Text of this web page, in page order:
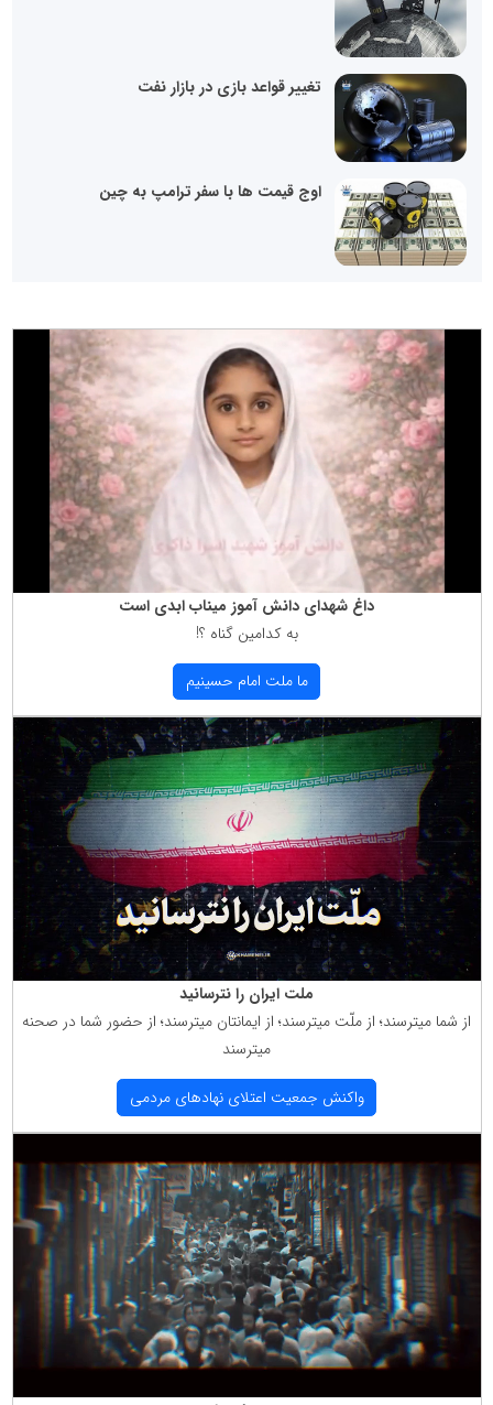
تغییر قواعد بازی در بازار نفت
اوج قیمت ها با سفر ترامپ به چین
داغ شهدای دانش آموز میناب ابدی است
به كدامین گناه ؟!
ما ملت امام حسینیم
ملت ایران را نترسانید
از شما میترسند؛ از ملّت میترسند؛ از ایمانتان میترسند؛ از حضور شما در صحنه
میترسند
واكنش جمعیت اعتلای نهادهای مردمی